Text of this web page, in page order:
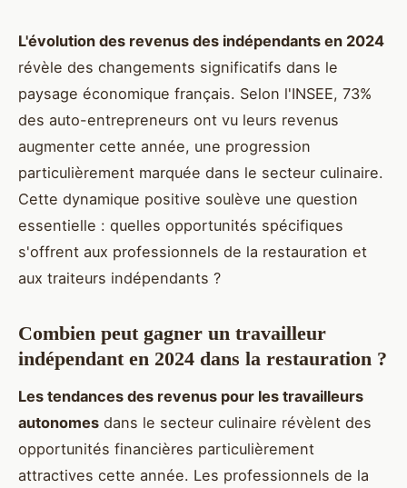
L'évolution des revenus des indépendants en 2024
révèle des changements significatifs dans le
paysage économique français. Selon l'INSEE, 73%
des auto-entrepreneurs ont vu leurs revenus
augmenter cette année, une progression
particulièrement marquée dans le secteur culinaire.
Cette dynamique positive soulève une question
essentielle : quelles opportunités spécifiques
s'offrent aux professionnels de la restauration et
aux traiteurs indépendants ?
Combien peut gagner un travailleur
indépendant en 2024 dans la restauration ?
Les tendances des revenus pour les travailleurs
autonomes dans le secteur culinaire révèlent des
opportunités financières particulièrement
attractives cette année. Les professionnels de la